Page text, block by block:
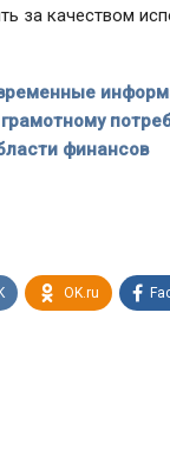
за качеством
финансов
OK.ru